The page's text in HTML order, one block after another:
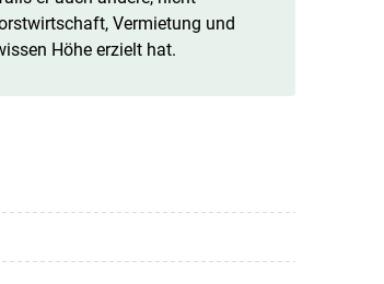
Vermietung und
Höhe erzielt hat.